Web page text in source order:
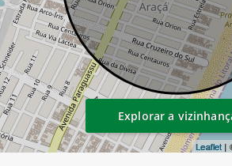
Leaflet |
Explorar a